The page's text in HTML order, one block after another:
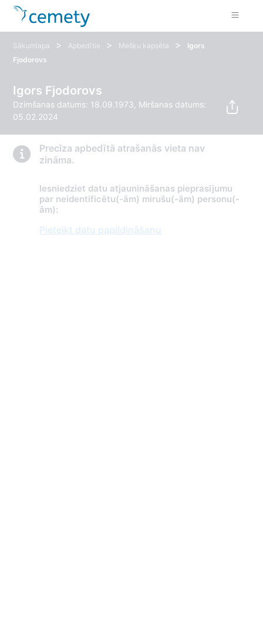
Sākumlapa > Apbedītie > Mešķu kapsēta >
Igors
Fjodorovs
Igors Fjodorovs
Dzimšanas datums: 18.09.1973, Miršanas datums:
05.02.2024
Precīza apbedītā atrašanās vieta nav
zināma.
Iesniedziet datu atjaunināšanas pieprasījumu
par neidentificētu(-ām) mirušu(-ām) personu(-
ām):
Pieteikt datu papildināšanu